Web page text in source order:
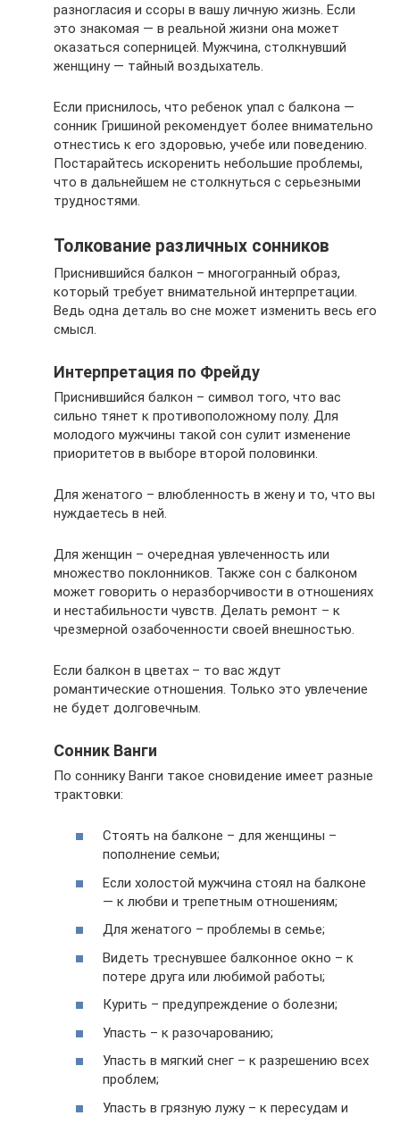
разногласия и ссоры в вашу личную жизнь. Если
это знакомая — в реальной жизни она может
оказаться соперницей. Мужчина, столкнувший
женщину — тайный воздыхатель.
Если приснилось, что ребенок упал с балкона —
сонник Гришиной рекомендует более внимательно
отнестись к его здоровью, учебе или поведению.
Постарайтесь искоренить небольшие проблемы,
что в дальнейшем не столкнуться с серьезными
трудностями.
Толкование различных сонников
Приснившийся балкон – многогранный образ,
который требует внимательной интерпретации.
Ведь одна деталь во сне может изменить весь его
смысл.
Интерпретация по Фрейду
Приснившийся балкон – символ того, что вас
сильно тянет к противоположному полу. Для
молодого мужчины такой сон сулит изменение
приоритетов в выборе второй половинки.
Для женатого – влюбленность в жену и то, что вы
нуждаетесь в ней.
Для женщин – очередная увлеченность или
множество поклонников. Также сон с балконом
может говорить о неразборчивости в отношениях
и нестабильности чувств. Делать ремонт – к
чрезмерной озабоченности своей внешностью.
Если балкон в цветах – то вас ждут
романтические отношения. Только это увлечение
не будет долговечным.
Сонник Ванги
По соннику Ванги такое сновидение имеет разные
трактовки:
Стоять на балконе – для женщины –
пополнение семьи;
Если холостой мужчина стоял на балконе
— к любви и трепетным отношениям;
Для женатого – проблемы в семье;
Видеть треснувшее балконное окно – к
потере друга или любимой работы;
Курить – предупреждение о болезни;
Упасть – к разочарованию;
Упасть в мягкий снег – к разрешению всех
проблем;
Упасть в грязную лужу – к пересудам и